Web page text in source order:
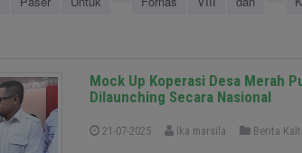
Mock Up Koperasi Desa Merah
Dilaunching Secara Nasional
21-07-2025 Ika marsila Berita